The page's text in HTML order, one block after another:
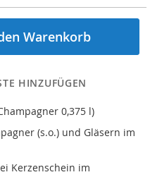
Warenkorb
HINZUFÜGEN
0,375 l)
(s.o.) und Gläsern im
Kerzenschein im